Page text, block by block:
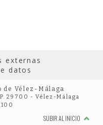
externas
datos
de Vélez-Málaga
29700 - Vélez-Málaga
SUBIR AL INICIO